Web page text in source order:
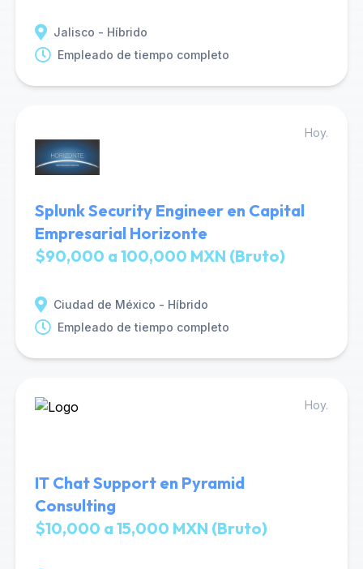
Jalisco - Híbrido
Empleado de tiempo completo
Hoy.
Splunk Security Engineer en Capital
Empresarial Horizonte
$90,000 a 100,000 MXN (Bruto)
Ciudad de México - Híbrido
Empleado de tiempo completo
Hoy.
IT Chat Support en Pyramid
Consulting
$10,000 a 15,000 MXN (Bruto)